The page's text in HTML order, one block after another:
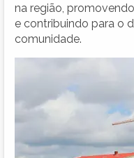
na região,
e contribuindo para o
comunidade.